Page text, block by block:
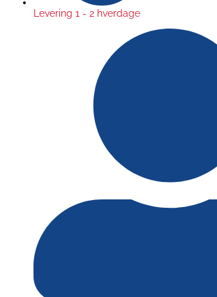
Levering 1 - 2 hverdage